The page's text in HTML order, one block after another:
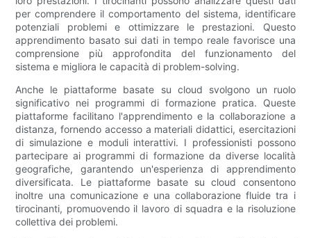
per comprendere il comportamento del sistema, identificare
potenziali problemi e ottimizzare le prestazioni. Questo
apprendimento basato sui dati in tempo reale favorisce una
comprensione più approfondita del funzionamento del
sistema e migliora le capacità di problem-solving.
Anche le piattaforme basate su cloud svolgono un ruolo
significativo nei programmi di formazione pratica. Queste
piattaforme facilitano l'apprendimento e la collaborazione a
distanza, fornendo accesso a materiali didattici, esercitazioni
di simulazione e moduli interattivi. I professionisti possono
partecipare ai programmi di formazione da diverse località
geografiche, garantendo un'esperienza di apprendimento
diversificata. Le piattaforme basate su cloud consentono
inoltre una comunicazione e una collaborazione fluide tra i
tirocinanti, promuovendo il lavoro di squadra e la risoluzione
collettiva dei problemi.